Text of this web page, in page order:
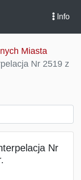
Info
Miasta
Nr 2519 z
Nr